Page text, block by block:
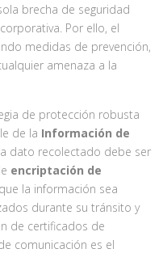
brecha de seguridad
Por ello, el
medidas de prevención,
amenaza a la
de protección robusta
de la Información de
dato recolectado debe ser
encriptación de
la información sea
durante su tránsito y
de certificados de
comunicación es el